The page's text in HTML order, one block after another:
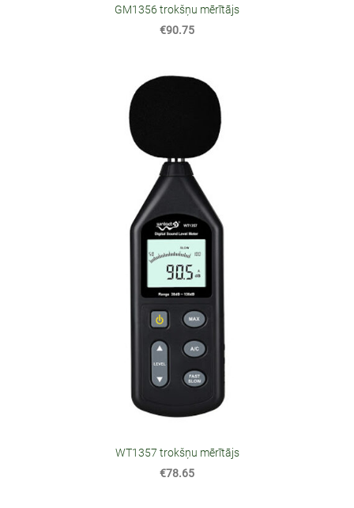
GM1356 trokšņu mērītājs
€90.75
WT1357 trokšņu mērītājs
€78.65